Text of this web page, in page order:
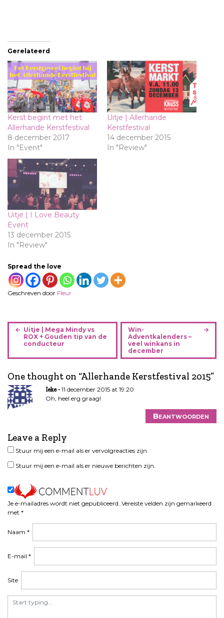
Gerelateerd
Kerst begint met het
Allerhande Kerstfestival
8 december 2017
In "Event"
Uitje | Allerhande
Kerstfestival
14 december 2015
In "Review"
Uitje | I Love Beauty
Event
13 december 2015
In "Review"
Spread the love
Geschreven door Fleur
B
i
c
h
t
n
i
g
a
t
e
Uitje | Mega Mindy vs
ROX + Gouden tip van de
conducteur
Win-
Adventkalenders –
veel winkans in
december
One thought on “Allerhande Kerstfestival 2015”
Ieke
11 december 2015 at 19:20
Oh, heel erg graag!
Beantwoorden
Leave a Reply
Je e-mailadres wordt niet gepubliceerd. Vereiste velden zijn gemarkeerd
met *
Naam *
E-mail *
Site
Stuur mij een e-mail als er vervolgreacties zijn.
Stuur mij een e-mail als er nieuwe berichten zijn.